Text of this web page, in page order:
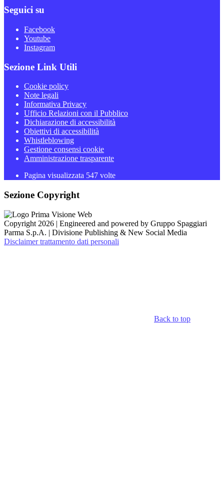
Seguici su
Facebook
Youtube
Instagram
Sezione Link Utili
Cookie policy
Note legali
Informativa Privacy
Ufficio Relazioni con il Pubblico
Dichiarazione di accessibilità
Obiettivi di accessibilità
Whistleblowing
Gestione consensi cookie
Amministrazione trasparente
Pagina visualizzata 547 volte
Sezione Copyright
Copyright 2026 | Engineered and powered by Gruppo Spaggiari
Parma S.p.A. | Divisione Publishing & New Social Media
Disclaimer trattamento dati personali
Back to top